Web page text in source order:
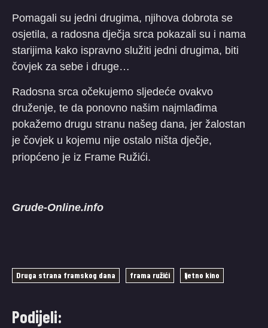
Pomagali su jedni drugima, njihova dobrota se
osjetila, a radosna dječja srca pokazali su i nama
starijima kako ispravno služiti jedni drugima, biti
čovjek za sebe i druge…
Radosna srca očekujemo sljedeće ovakvo
druženje, te da ponovno našim najmlađima
pokažemo drugu stranu našeg dana, jer žalostan
je čovjek u kojemu nije ostalo ništa dječje,
priopćeno je iz Frame Ružići.
Grude-Online.info
Druga strana framskog dana frama ružići ljetno kino
Podijeli: